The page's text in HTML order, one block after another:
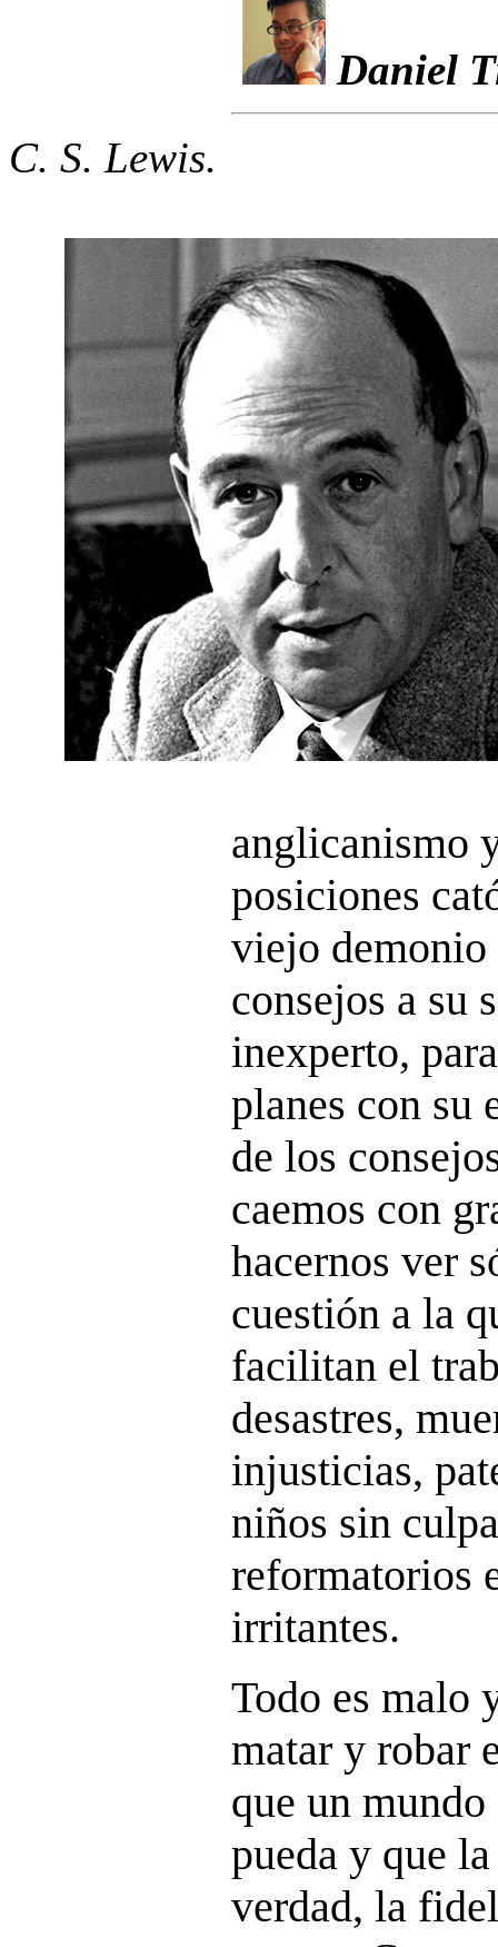
Daniel
C. S. Lewis.
anglicanismo
posiciones
viejo demonio
consejos a su
inexperto,
planes con su
de los
caemos con
hacernos ver
cuestión a la
facilitan el
desastres,
injusticias,
niños sin
reformatorios
irritantes.
Todo es malo
matar y robar
que un
pueda y que
verdad, la